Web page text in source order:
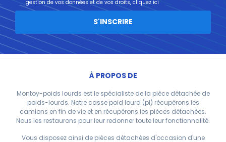
gestion de vos données et de vos droits, cliquez ici
S'INSCRIRE
À PROPOS DE
Montoy-poids lourds est le spécialiste de la pièce détachée de
poids-lourds. Notre casse poid lourd (pl) récupérons les
camions en fin de vie et en récupérons les pièces détachées.
Nous les restaurons pour leur redonner toute leur fonctionnalité.
Vous disposez ainsi de pièces détachées d'occasion d'une